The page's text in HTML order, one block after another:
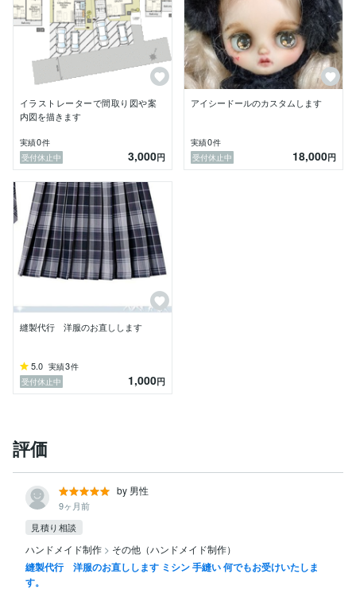
イラストレーターで間取り図や案
内図を描きます
実績0件
受付休止中
3,000円
アイシードールのカスタムします
実績0件
受付休止中
18,000円
縫製代行 洋服のお直しします
5.0 実績3件
受付休止中
1,000円
評価
by 男性
9ヶ月前
見積り相談
ハンドメイド制作 > その他（ハンドメイド制作）
縫製代行 洋服のお直しします ミシン 手縫い 何でもお受けいたしま
す。